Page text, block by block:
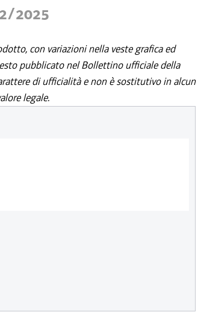
2025
con variazioni nella veste grafica ed
pubblicato nel Bollettino ufficiale della
di ufficialità e non è sostitutivo in alcun
legale.